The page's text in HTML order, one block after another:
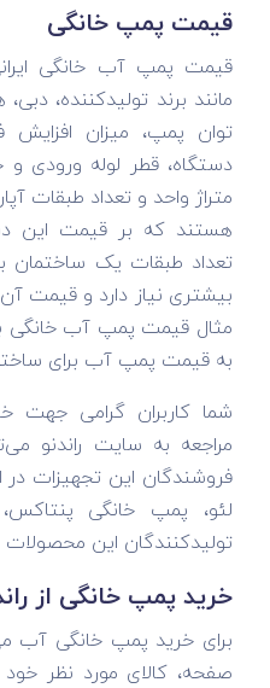
قیمت پمپ خانگی
قیمت پمپ آب خانگی
مانند برند تولیدکننده،
توان پمپ، میزان افزایش
دستگاه، قطر لوله
متراژ واحد و تعداد طبقات
هستند که بر قیمت این
تعداد طبقات یک ساختمان
بیشتری نیاز دارد و قیمت
مثال قیمت پمپ آب خانگی
به قیمت پمپ آب برای ساختمان 4 طبقه
شما کاربران گرامی جهت
مراجعه به سایت راندنو
فروشندگان این تجهیزات
لئو، پمپ خانگی
تولیدکنندگان این محصولات
خرید پمپ خانگی از
برای خرید پمپ خانگی آب
صفحه، کالای مورد نظر